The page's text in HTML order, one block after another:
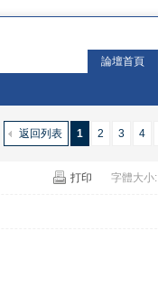
論壇首頁
1 2 3 4
返回列表
打印 字體大小: